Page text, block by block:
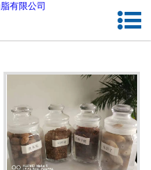
江西来料代工